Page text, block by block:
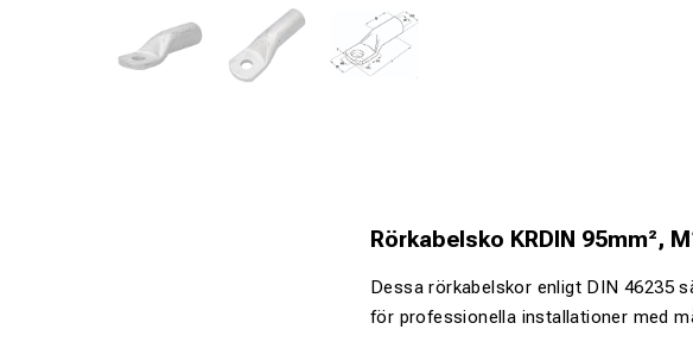
Rörkabelsko KRDIN 95mm²,
Dessa rörkabelskor enligt DIN 46235
för professionella installationer med